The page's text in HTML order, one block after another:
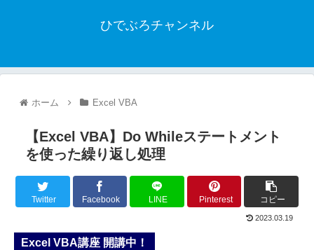
ひでぶろチャンネル
ホーム Excel VBA
【Excel VBA】Do Whileステートメント
を使った繰り返し処理
Twitter Facebook LINE Pinterest コピー
2023.03.19
Excel VBA講座 開講中！